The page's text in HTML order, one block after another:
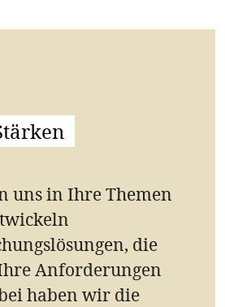
uns in Ihre Themen
die
Anforderungen
haben wir die